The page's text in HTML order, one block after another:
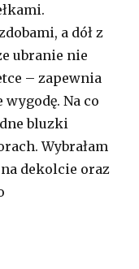
a dół z
ubranie nie
– zapewnia
Na co
bluzki
Wybrałam
dekolcie oraz